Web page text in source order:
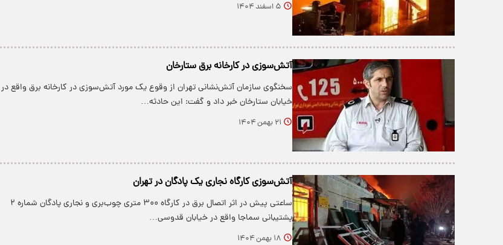
۵ اسفند ۱۴۰۴
آتش‌سوزی در کارخانه برق ستارخان
سخنگوی سازمان آتش‌نشانی تهران از وقوع یک مورد آتش‌سوزی در کارخانه برق واقع در
خیابان ستارخان خبر داد و گفت: این حادثه…
۲۱ بهمن ۱۴۰۴
آتش‌سوزی کارگاه نجاری یک پادگان در تهران
ساعتی پیش در اثر اتصال برق در کارگاه ۳۰۰ متری چوب‌بری و نجاری پادگان شماره ۲
پشتیبانی سماجا واقع در خیابان قدوسی…
۱۸ بهمن ۱۴۰۴